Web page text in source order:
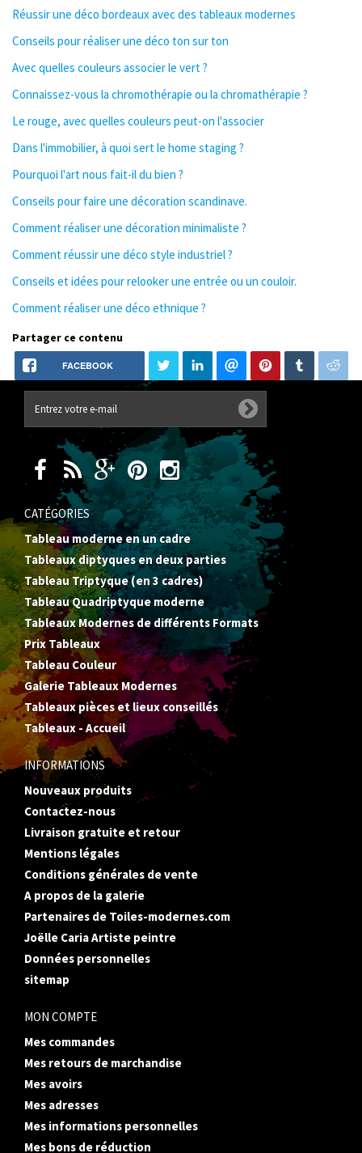
Réussir une déco bordeaux avec des tableaux modernes
Conseils pour réaliser une déco ton sur ton
Avec quelles couleurs associer le vert ?
Connaissez-vous la chromothérapie ou la chromathérapie ?
Le rouge, avec quelles couleurs peut-on l'associer
Dans l'immobilier, à quoi sert le home staging ?
Pourquoi l'art nous fait-il du bien ?
Conseils pour faire une décoration scandinave.
Comment réaliser une décoration minimaliste ?
Comment réussir une déco style industriel ?
Conseils et idées pour relooker une entrée ou un couloir.
Comment réaliser une déco ethnique ?
Partager ce contenu
FACEBOOK
CATÉGORIES
Tableau moderne en un cadre
Tableaux diptyques en deux parties
Tableau Triptyque (en 3 cadres)
Tableau Quadriptyque moderne
Tableaux Modernes de différents Formats
Prix Tableaux
Tableau Couleur
Galerie Tableaux Modernes
Tableaux pièces et lieux conseillés
Tableaux - Accueil
INFORMATIONS
Nouveaux produits
Contactez-nous
Livraison gratuite et retour
Mentions légales
Conditions générales de vente
A propos de la galerie
Partenaires de Toiles-modernes.com
Joëlle Caria Artiste peintre
Données personnelles
sitemap
MON COMPTE
Mes commandes
Mes retours de marchandise
Mes avoirs
Mes adresses
Mes informations personnelles
Mes bons de réduction